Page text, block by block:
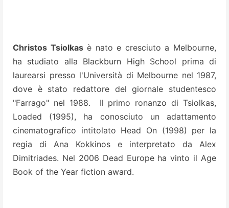
Christos Tsiolkasè nato e cresciuto a Melbourne,
ha studiato alla Blackburn High School prima di
laurearsi presso l'Università di Melbourne nel 1987,
dove è stato redattore del giornale studentesco
"Farrago" nel 1988. Il primo ronanzo di Tsiolkas,
Loaded (1995), ha conosciuto un adattamento
cinematografico intitolato Head On (1998) per la
regia di Ana Kokkinos e interpretato da Alex
Dimitriades. Nel 2006 Dead Europe ha vinto il Age
Book of the Year fiction award.